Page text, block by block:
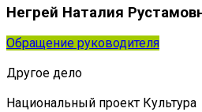
Негрей Наталия
Обращение руководителя
Другое дело
Национальный проект Культура